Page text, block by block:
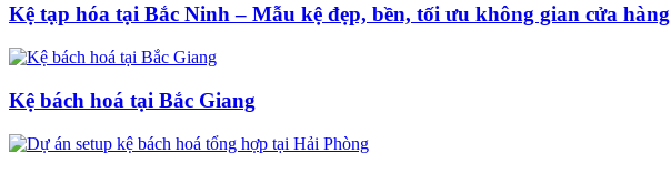
Kệ tạp hóa tại Bắc Ninh – Mẫu kệ đẹp, bền, tối ưu không gian cửa hàng
Kệ bách hoá tại Bắc Giang